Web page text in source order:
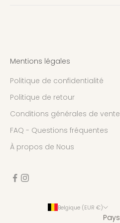
Mentions légales
Politique de confidentialité
Politique de retour
Conditions générales de vente
FAQ - Questions fréquentes
À propos de Nous
Belgique (EUR €)
Pays